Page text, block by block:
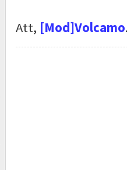
Att, [Mod]Volcamo